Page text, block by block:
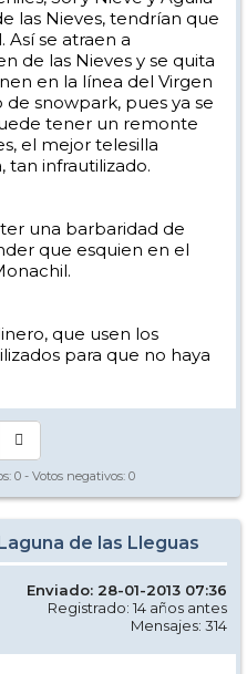
las Nieves, tendrían que
Así se atraen a
de las Nieves y se quita
en la línea del Virgen
snowpark, pues ya se
tener un remonte
el mejor telesilla
tan infrautilizado.
una barbaridad de
que esquien en el
que usen los
para que no haya
0 - Votos negativos: 0
de las Lleguas
Enviado: 28-01-2013 07:36
Registrado: 14 años antes
Mensajes: 314